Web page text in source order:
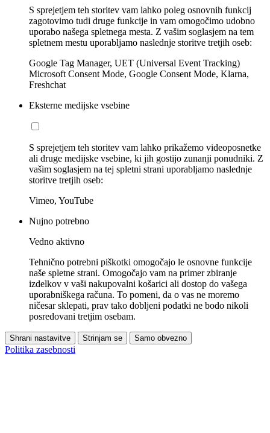
S sprejetjem teh storitev vam lahko poleg osnovnih funkcij
zagotovimo tudi druge funkcije in vam omogočimo udobno
uporabo našega spletnega mesta. Z vašim soglasjem na tem
spletnem mestu uporabljamo naslednje storitve tretjih oseb:
Google Tag Manager, UET (Universal Event Tracking)
Microsoft Consent Mode, Google Consent Mode, Klarna,
Freshchat
Eksterne medijske vsebine
S sprejetjem teh storitev vam lahko prikažemo videoposnetke
ali druge medijske vsebine, ki jih gostijo zunanji ponudniki. Z
vašim soglasjem na tej spletni strani uporabljamo naslednje
storitve tretjih oseb:
Vimeo, YouTube
Nujno potrebno
Vedno aktivno
Tehnično potrebni piškotki omogočajo le osnovne funkcije
naše spletne strani. Omogočajo vam na primer zbiranje
izdelkov v vaši nakupovalni košarici ali dostop do vašega
uporabniškega računa. To pomeni, da o vas ne moremo
ničesar sklepati, prav tako dobljeni podatki ne bodo nikoli
posredovani tretjim osebam.
Shrani nastavitve Strinjam se Samo obvezno
Politika zasebnosti